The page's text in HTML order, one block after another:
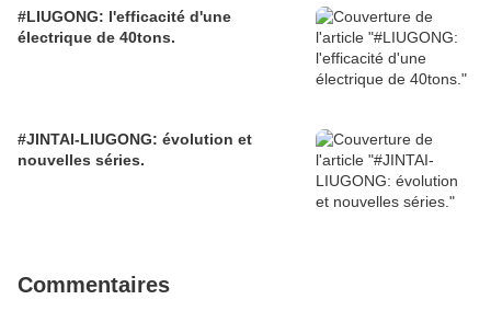
#LIUGONG: l'efficacité d'une
électrique de 40tons.
#JINTAI-LIUGONG: évolution et
nouvelles séries.
Commentaires